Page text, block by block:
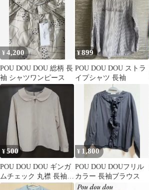
¥4,200
POU DOU DOU 総柄 長
袖 シャツワンピース
¥899
POU DOU DOU ストラ
イプシャツ 長袖
¥500
POU DOU DOU ギンガ
ムチェック 丸襟 長袖
ブラウス
¥ 1,800
POU DOU DOUフリル
カラー 長袖ブラウス